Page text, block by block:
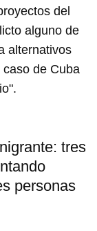
del
alguno de
alternativos
de Cuba
tres
personas